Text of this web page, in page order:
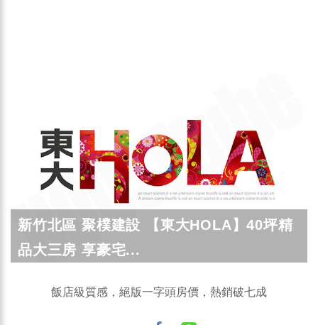
新竹北區 聚樸建設 【東大HOLA】40坪精
品大三房 享豪宅...
飯店級質感，絕版一字頭房價，熱銷破七成